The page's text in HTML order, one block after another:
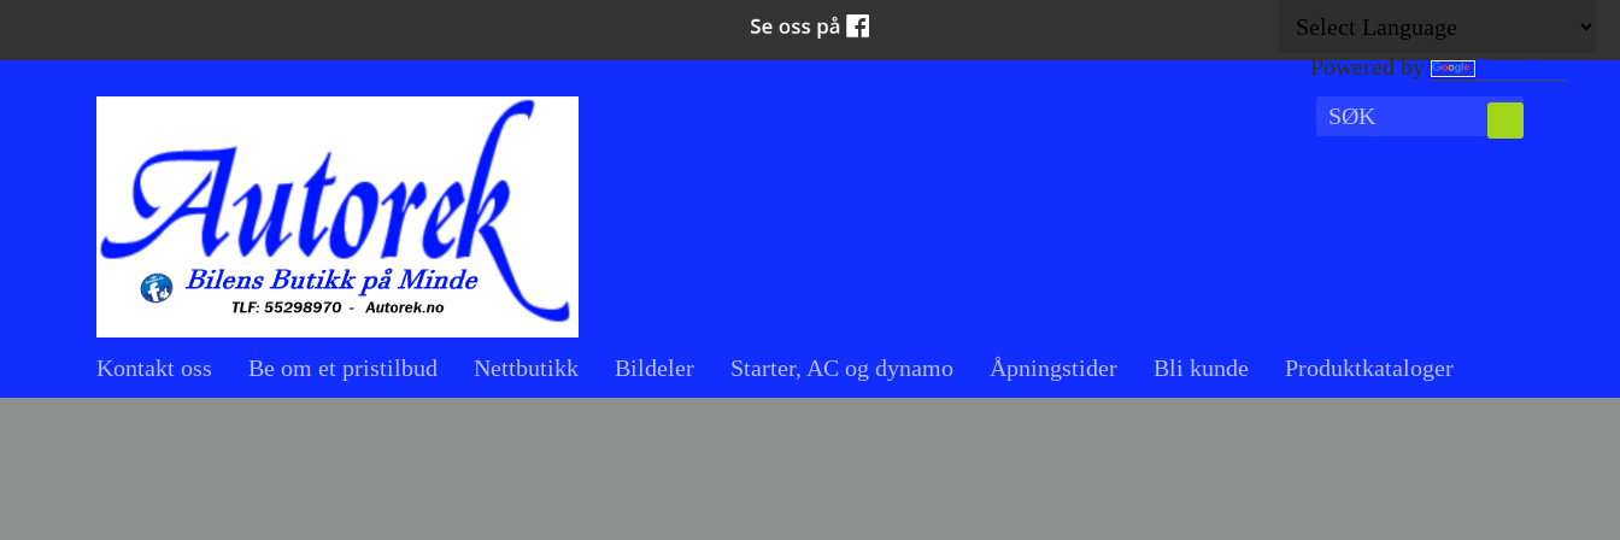
Kontakt oss Be om et pristilbud Nettbutikk Bildeler Starter, AC og dynamo Åpningstider Bli kunde Produktkataloger
Powered by Translate